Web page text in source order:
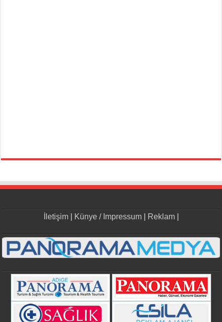
İletişim| Künye / Impressum| Reklam|